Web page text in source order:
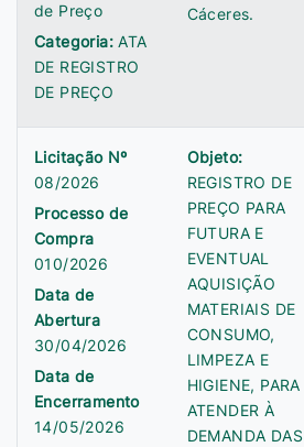
de Preço
Categoria:ATA
DE REGISTRO
DE PREÇO
Cáceres.
Licitação Nº
08/2026
Processo de
Compra
010/2026
Data de
Abertura
30/04/2026
Data de
Encerramento
14/05/2026
Objeto:
REGISTRO DE
PREÇO PARA
FUTURA E
EVENTUAL
AQUISIÇÃO
MATERIAIS DE
CONSUMO,
LIMPEZA E
HIGIENE, PARA
ATENDER À
DEMANDA DAS